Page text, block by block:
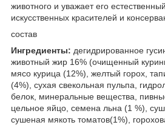
животного и уважает его
искусственных красителей и
состав
Ингредиенты: дегидрированное
животный жир 16% (очищенный
мясо курица (12%), желтый горох,
(4%), сухая свекольная пульпа,
белок, минеральные вещества,
цельное яйцо, семена льна (1 %),
сушеная мякоть томатов(1%),